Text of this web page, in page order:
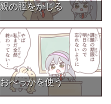
親の脛をかじる
おべっかを使う